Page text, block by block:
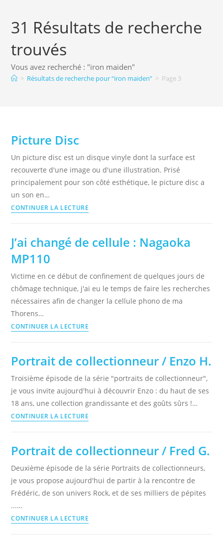
31 Résultats de recherche
trouvés
Vous avez recherché : "iron maiden"
> Résultats de recherche pour“iron maiden” > Page 3
Picture Disc
Un picture disc est un disque vinyle dont la surface est
recouverte d'une image ou d'une illustration. Prisé
principalement pour son côté esthétique, le picture disc a
un son en…
CONTINUER LA LECTURE
J’ai changé de cellule : Nagaoka
MP110
Victime en ce début de confinement de quelques jours de
chômage technique, j'ai eu le temps de faire les recherches
nécessaires afin de changer la cellule phono de ma
Thorens…
CONTINUER LA LECTURE
cellule
:
Nagaoka
MP110
Portrait de collectionneur / Enzo H.
Troisième épisode de la série "portraits de collectionneur",
je vous invite aujourd'hui à découvrir Enzo : du haut de ses
18 ans, une collection grandissante et des goûts sûrs !…
CONTINUER LA LECTURE
/
Enzo
H.
Portrait de collectionneur / Fred G.
Deuxième épisode de la série Portraits de collectionneurs,
je vous propose aujourd'hui de partir à la rencontre de
Frédéric, de son univers Rock, et de ses milliers de pépites
...…
CONTINUER LA LECTURE